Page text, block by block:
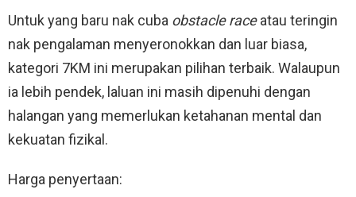
Untuk yang baru nak cuba obstacle raceatau teringin
nak pengalaman menyeronokkan dan luar biasa,
kategori 7KM ini merupakan pilihan terbaik. Walaupun
ia lebih pendek, laluan ini masih dipenuhi dengan
halangan yang memerlukan ketahanan mental dan
kekuatan fizikal.
Harga penyertaan: